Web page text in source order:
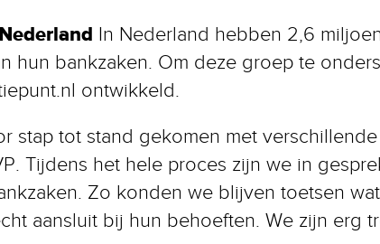
In Nederland hebben 2,6
hun bankzaken. Om deze groep te
ontwikkeld.
stap tot stand gekomen met
Tijdens het hele proces zijn we in
Zo konden we blijven toetsen
aansluit bij hun behoeften. We zijn erg